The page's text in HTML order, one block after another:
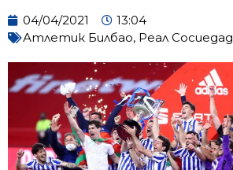
04/04/2021
13:04
Атлетик Билбао, Реал Сосиедад